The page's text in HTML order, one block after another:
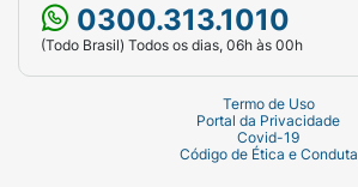
0300.313.1010
(Todo Brasil) Todos os dias, 06h às 00h
Termo de Uso
Portal da Privacidade
Covid-19
Código de Ética e Conduta